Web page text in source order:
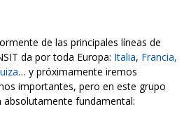
de las principales líneas de
da por toda Europa: Italia, Francia,
… y próximamente iremos
importantes, pero en este grupo
absolutamente fundamental: